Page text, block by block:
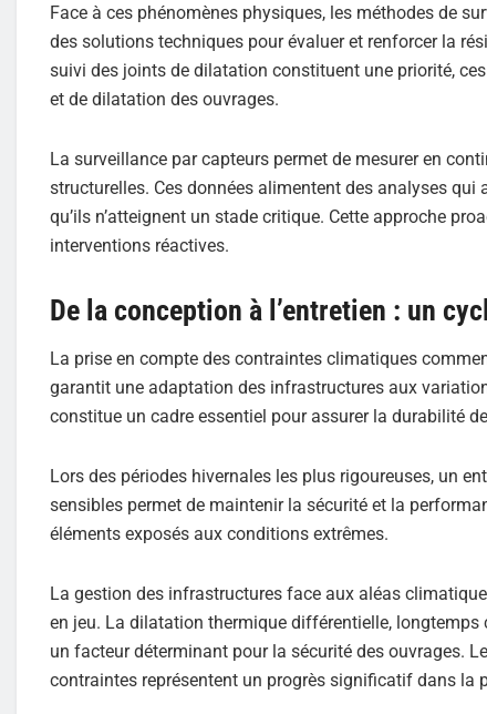
Face à ces phénomènes physiques, les méthodes de
des solutions techniques pour évaluer et renforcer la
suivi des joints de dilatation constituent une priorité,
et de dilatation des ouvrages.
La surveillance par capteurs permet de mesurer en
structurelles. Ces données alimentent des analyses
qu’ils n’atteignent un stade critique. Cette approche
interventions réactives.
De la conception à l’entretien : un
La prise en compte des contraintes climatiques
garantit une adaptation des infrastructures aux
constitue un cadre essentiel pour assurer la durabilité
Lors des périodes hivernales les plus rigoureuses, un
sensibles permet de maintenir la sécurité et la
éléments exposés aux conditions extrêmes.
La gestion des infrastructures face aux aléas
en jeu. La dilatation thermique différentielle,
un facteur déterminant pour la sécurité des ouvrages.
contraintes représentent un progrès significatif dans